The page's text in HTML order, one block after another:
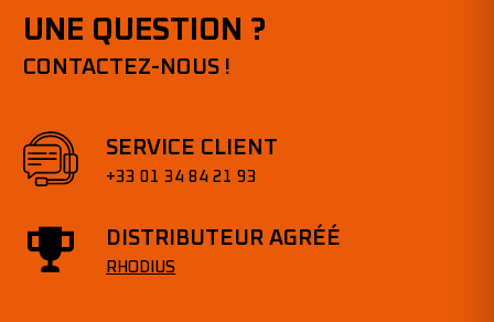
UNE QUESTION ?
CONTACTEZ-NOUS !
SERVICE CLIENT
+33 01 34 84 21 93
DISTRIBUTEUR AGRÉÉ
RHODIUS